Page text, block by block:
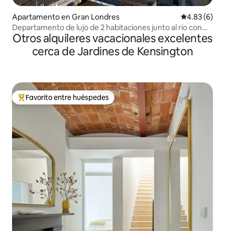
Apartamento en Gran Londres Calificación
4.83 (6)
Departamento de lujo de 2 habitaciones junto al río con
vistas emblemáticas
Otros alquileres vacacionales excelentes
cerca de Jardines de Kensington
Favorito entre huéspedes preferido
Favorito entre huéspedes